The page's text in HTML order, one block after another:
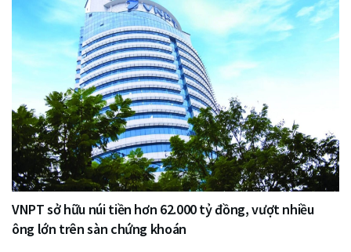
VNPT sở hữu núi tiền hơn 62.000 tỷ đồng, vượt nhiều
ông lớn trên sàn chứng khoán